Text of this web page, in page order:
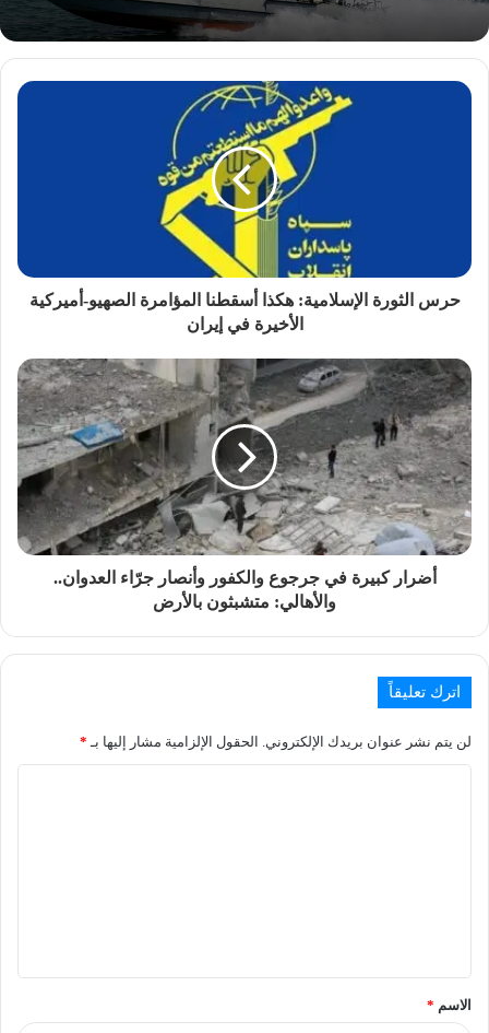
حرس الثورة الإسلامية: هكذا أسقطنا المؤامرة الصهيو-أميركية
الأخيرة في إيران
أضرار كبيرة في جرجوع والكفور وأنصار جرّاء العدوان..
والأهالي: متشبثون بالأرض
اترك تعليقاً
لن يتم نشر عنوان بريدك الإلكتروني. الحقول الإلزامية مشار إليها بـ *
الاسم *